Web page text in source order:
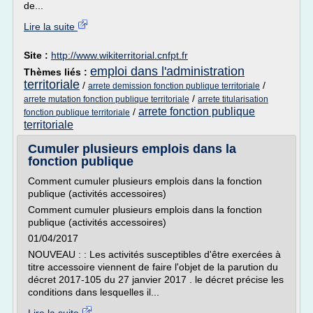
de...
Lire la suite
Site : http://www.wikiterritorial.cnfpt.fr
Thèmes liés : emploi dans l'administration
territoriale / arrete demission fonction publique territoriale /
arrete mutation fonction publique territoriale / arrete titularisation
fonction publique territoriale / arrete fonction publique
territoriale
Cumuler plusieurs emplois dans la
fonction publique
Comment cumuler plusieurs emplois dans la fonction
publique (activités accessoires)
Comment cumuler plusieurs emplois dans la fonction
publique (activités accessoires)
01/04/2017
NOUVEAU : : Les activités susceptibles d'être exercées à
titre accessoire viennent de faire l'objet de la parution du
décret 2017-105 du 27 janvier 2017 . le décret précise les
conditions dans lesquelles il...